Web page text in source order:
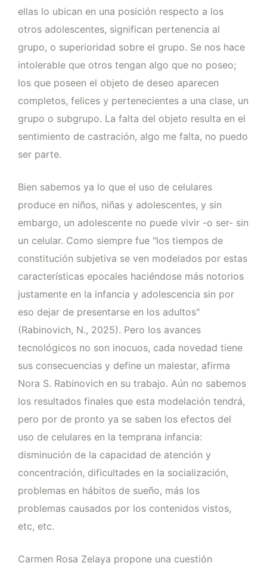
ellas lo ubican en una posición respecto a los
otros adolescentes, significan pertenencia al
grupo, o superioridad sobre el grupo. Se nos hace
intolerable que otros tengan algo que no poseo;
los que poseen el objeto de deseo aparecen
completos, felices y pertenecientes a una clase, un
grupo o subgrupo. La falta del objeto resulta en el
sentimiento de castración, algo me falta, no puedo
ser parte.
Bien sabemos ya lo que el uso de celulares
produce en niños, niñas y adolescentes, y sin
embargo, un adolescente no puede vivir -o ser- sin
un celular. Como siempre fue "los tiempos de
constitución subjetiva se ven modelados por estas
características epocales haciéndose más notorios
justamente en la infancia y adolescencia sin por
eso dejar de presentarse en los adultos"
(Rabinovich, N., 2025). Pero los avances
tecnológicos no son inocuos, cada novedad tiene
sus consecuencias y define un malestar, afirma
Nora S. Rabinovich en su trabajo. Aún no sabemos
los resultados finales que esta modelación tendrá,
pero por de pronto ya se saben los efectos del
uso de celulares en la temprana infancia:
disminución de la capacidad de atención y
concentración, dificultades en la socialización,
problemas en hábitos de sueño, más los
problemas causados por los contenidos vistos,
etc, etc.
Carmen Rosa Zelaya propone una cuestión